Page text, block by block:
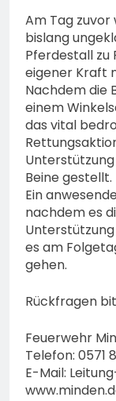
Am Tag zuvor
bislang
Pferdestall zu
eigener Kraft
Nachdem die
einem
das vital
Beine gestellt.
Ein
nachdem es
es am
gehen.
Rückfragen
Feuerwehr
Telefon: 0571
E-Mail: